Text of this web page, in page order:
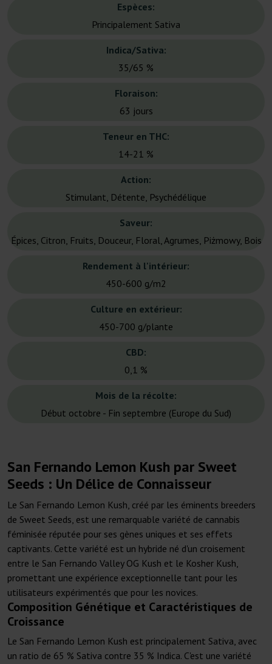
Espèces:
Principalement Sativa
Indica/Sativa:
35/65 %
Floraison:
63 jours
Teneur en THC:
14-21 %
Action:
Stimulant, Détente, Psychédélique
Saveur:
Épices, Citron, Fruits, Douceur, Floral, Agrumes, Piżmowy, Bois
Rendement à l'intérieur:
450-600 g/m2
Culture en extérieur:
450-700 g/plante
CBD:
0,1 %
Mois de la récolte:
Début octobre - Fin septembre (Europe du Sud)
San Fernando Lemon Kush par Sweet
Seeds : Un Délice de Connaisseur
Le San Fernando Lemon Kush, créé par les éminents breeders
de Sweet Seeds, est une remarquable variété de cannabis
féminisée réputée pour ses gènes uniques et ses effets
captivants. Cette variété est un hybride né d'un croisement
entre le San Fernando Valley OG Kush et le Kosher Kush,
promettant une expérience exceptionnelle tant pour les
utilisateurs expérimentés que pour les novices.
Composition Génétique et Caractéristiques de
Croissance
Le San Fernando Lemon Kush est principalement Sativa, avec
un ratio de 65 % Sativa contre 35 % Indica. C'est une variété